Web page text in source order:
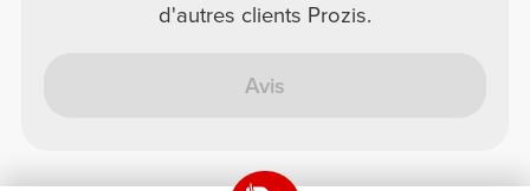
d'autres clients Prozis.
Avis